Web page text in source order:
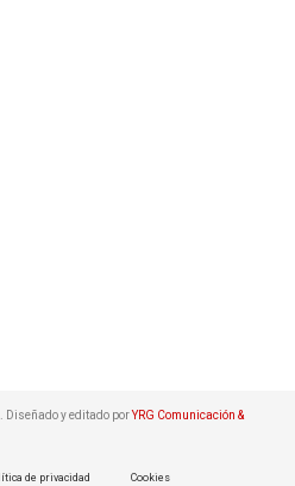
Diseñado y editado porYRG Comunicación &
de privacidad Cookies